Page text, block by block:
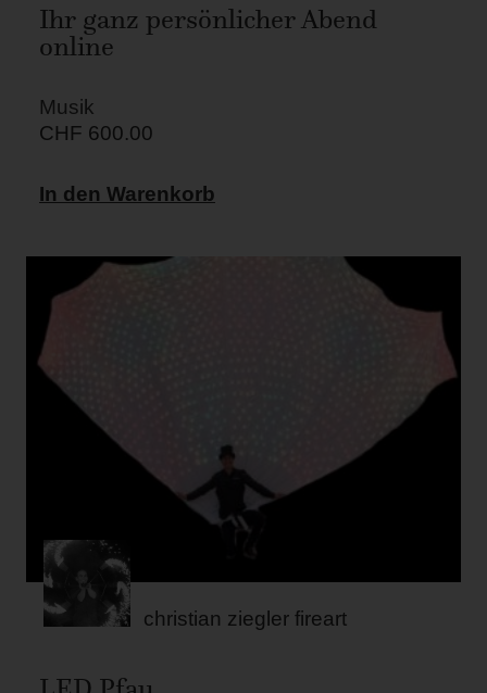
Ihr ganz persönlicher Abend
online
Musik
CHF 600.00
In den Warenkorb
christian ziegler fireart